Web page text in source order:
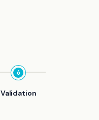
6
Validation